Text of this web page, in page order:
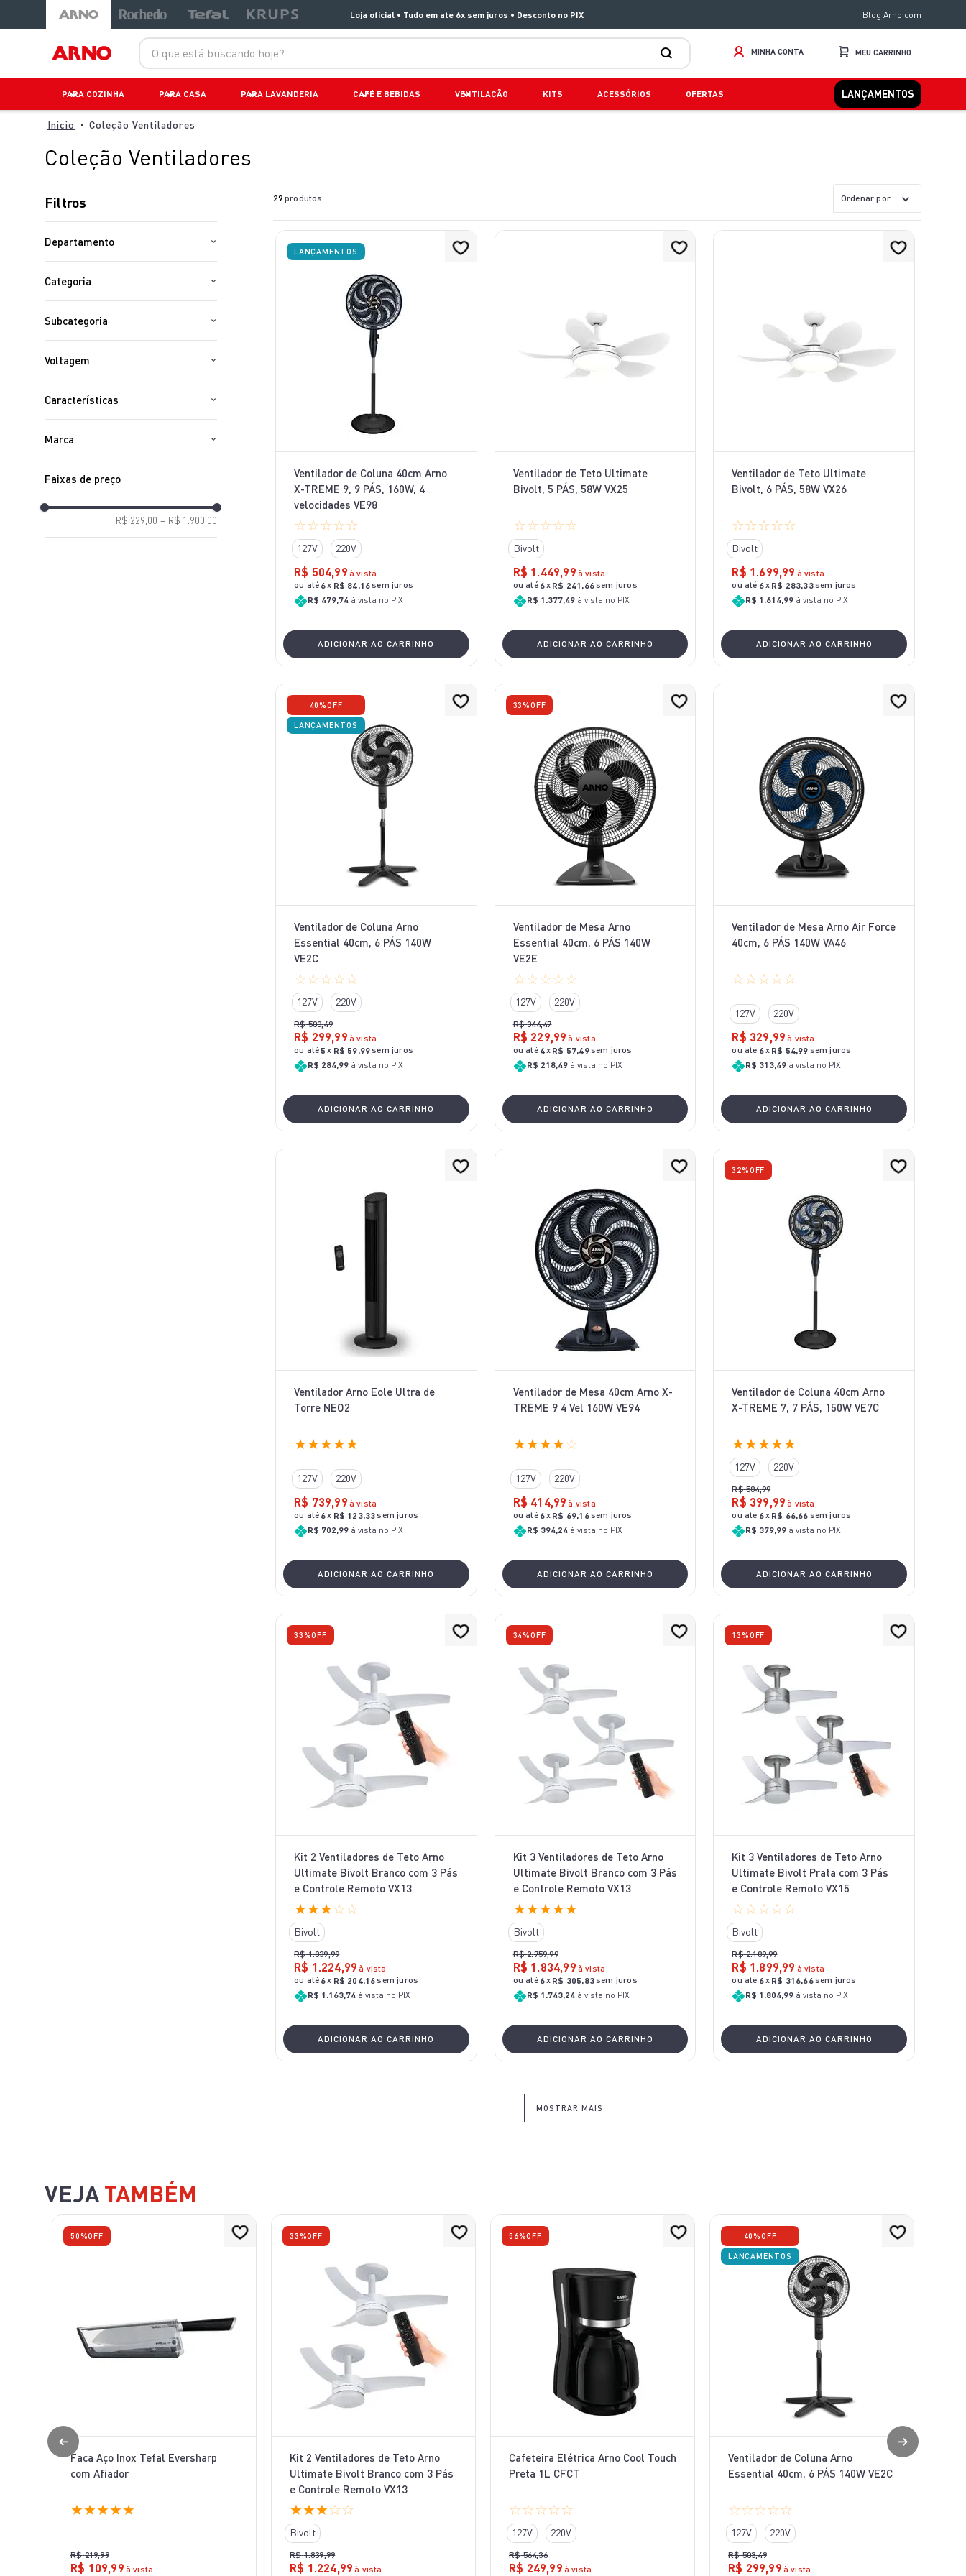
Loja oficial • Tudo em até 6x sem juros • Desconto no PIX Blog Arno.com
O que está buscando hoje?
MINHA CONTA
PARA COZINHA PARA CASA PARA LAVANDERIA CAFÉ E BEBIDAS VENTILAÇÃO KITS ACESSÓRIOS OFERTAS LANÇAMENTOS
Coleção Ventiladores
Coleção Ventiladores
Filtros
Departamento
Categoria
Subcategoria
Ventilador de Mesa
Voltagem
Características
Marca
Faixas de preço
R$ 229,00 – R$ 1.900,00
29produtos Ordenar por
LANÇAMENTOS
Ventilador de Coluna 40cm Arno
X-TREME 9, 9 PÁS, 160W, 4
velocidades VE98
☆☆☆☆☆
127V 220V
R$ 504,99 à vista
ou até 6x R$ 84,16sem juros
R$ 479,74 à vista no PIX
ADICIONAR AO CARRINHO
Ventilador de Teto Ultimate
Bivolt, 5 PÁS, 58W VX25
☆☆☆☆☆
Bivolt
R$ 1 .449,99 à vista
ou até 6x R$ 241 ,66sem juros
R$ 1.377,49 à vista no PIX
ADICIONAR AO CARRINHO
Ventilador de Teto Ultimate
Bivolt, 6 PÁS, 58W VX26
☆☆☆☆☆
Bivolt
R$ 1 .699,99 à vista
ou até 6x R$ 283,33sem juros
R$ 1.614,99 à vista no PIX
ADICIONAR AO CARRINHO
40%OFF
LANÇAMENTOS
Ventilador de Coluna Arno
Essential 40cm, 6 PÁS 140W
VE2C
☆☆☆☆☆
127V 220V
R$ 503,49
R$ 299,99 à vista
ou até 5 x R$ 59,99sem juros
R$ 284,99 à vista no PIX
ADICIONAR AO CARRINHO
33%OFF
Ventilador de Mesa Arno
Essential 40cm, 6 PÁS 140W
VE2E
☆☆☆☆☆
127V 220V
R$ 344,47
R$ 229,99 à vista
ou até 4x R$ 57,49sem juros
R$ 218,49 à vista no PIX
ADICIONAR AO CARRINHO
Ventilador de Mesa Arno Air Force
40cm, 6 PÁS 140W VA46
☆☆☆☆☆
127V 220V
R$ 329,99 à vista
ou até 6x R$ 54,99 sem juros
R$ 313,49 à vista no PIX
ADICIONAR AO CARRINHO
Ventilador Arno Eole Ultra de
Torre NEO2
★★★★★
127V 220V
R$ 739,99 à vista
ou até 6x R$ 123,33sem juros
R$ 702,99 à vista no PIX
ADICIONAR AO CARRINHO
Ventilador de Mesa 40cm Arno X-
TREME 9 4 Vel 160W VE94
★★★★☆
127V 220V
R$ 414,99 à vista
ou até 6x R$ 69,16sem juros
R$ 394,24 à vista no PIX
ADICIONAR AO CARRINHO
32%OFF
Ventilador de Coluna 40cm Arno
X-TREME 7, 7 PÁS, 150W VE7C
★★★★★
127V 220V
R$ 584,99
R$ 399,99 à vista
ou até 6x R$ 66,66 sem juros
R$ 379,99 à vista no PIX
ADICIONAR AO CARRINHO
33%OFF
Kit 2 Ventiladores de Teto Arno
Ultimate Bivolt Branco com 3 Pás
e Controle Remoto VX13
★★★☆☆
Bivolt
R$ 1.839,99
R$ 1 .224,99 à vista
ou até 6x R$ 204,16sem juros
R$ 1.163,74 à vista no PIX
ADICIONAR AO CARRINHO
34%OFF
Kit 3 Ventiladores de Teto Arno
Ultimate Bivolt Branco com 3 Pás
e Controle Remoto VX13
★★★★★
Bivolt
R$ 2.759,99
R$ 1 .834,99 à vista
ou até 6x R$ 305,83sem juros
R$ 1.743,24 à vista no PIX
ADICIONAR AO CARRINHO
13%OFF
Kit 3 Ventiladores de Teto Arno
Ultimate Bivolt Prata com 3 Pás
e Controle Remoto VX15
☆☆☆☆☆
Bivolt
R$ 2.189,99
R$ 1 .899,99 à vista
ou até 6x R$ 316,66sem juros
R$ 1.804,99 à vista no PIX
ADICIONAR AO CARRINHO
MOSTRAR MAIS
VEJA TAMBÉM
50%OFF
Faca Aço Inox Tefal Eversharp
com Afiador
★★★★★
R$ 219,99
R$ 109,99 à vista
33%OFF
Kit 2 Ventiladores de Teto Arno
Ultimate Bivolt Branco com 3 Pás
e Controle Remoto VX13
★★★☆☆
Bivolt
R$ 1.839,99
R$ 1 .224,99 à vista
56%OFF
Cafeteira Elétrica Arno Cool Touch
Preta 1L CFCT
☆☆☆☆☆
127V 220V
R$ 564,36
R$ 249,99 à vista
40%OFF
LANÇAMENTOS
Ventilador de Coluna Arno
Essential 40cm, 6 PÁS 140W VE2C
☆☆☆☆☆
127V 220V
R$ 503,49
R$ 299,99 à vista
6º
vaporizador pure pop
7º
aspirador x-force 9 60
º
lightmix
9º
jogo panelas rochedo stone pro
bake easy